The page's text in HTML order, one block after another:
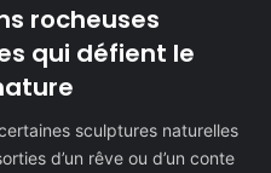
rocheuses
qui défient le
sculptures naturelles
d’un rêve ou d’un conte